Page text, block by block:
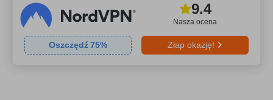
Nasza ocena
9.4
Oszczędź75% Złap okazję!